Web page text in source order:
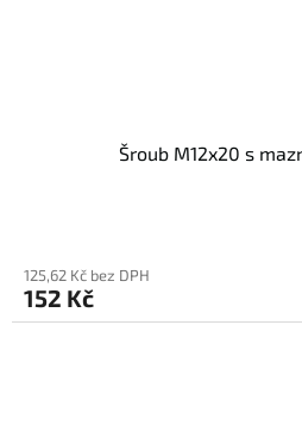
Šroub M12x20 s
125,62 Kč bez DPH
152 Kč